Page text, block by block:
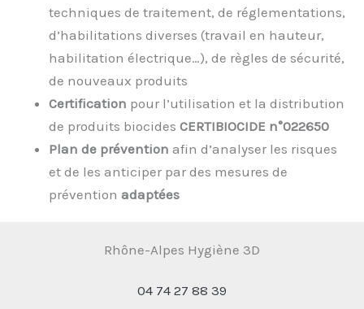
techniques de traitement, de réglementations,
d’habilitations diverses (travail en hauteur,
habilitation électrique…), de règles de sécurité,
de nouveaux produits
Certification pour l’utilisation et la distribution
de produits biocides CERTIBIOCIDE n°022650
Plan de prévention afin d’analyser les risques
et de les anticiper par des mesures de
prévention adaptées
Rhône-Alpes Hygiène 3D
04 74 27 88 39